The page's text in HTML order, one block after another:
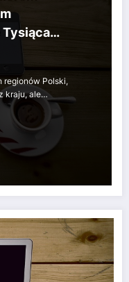
regionów Polski,
kraju, ale…